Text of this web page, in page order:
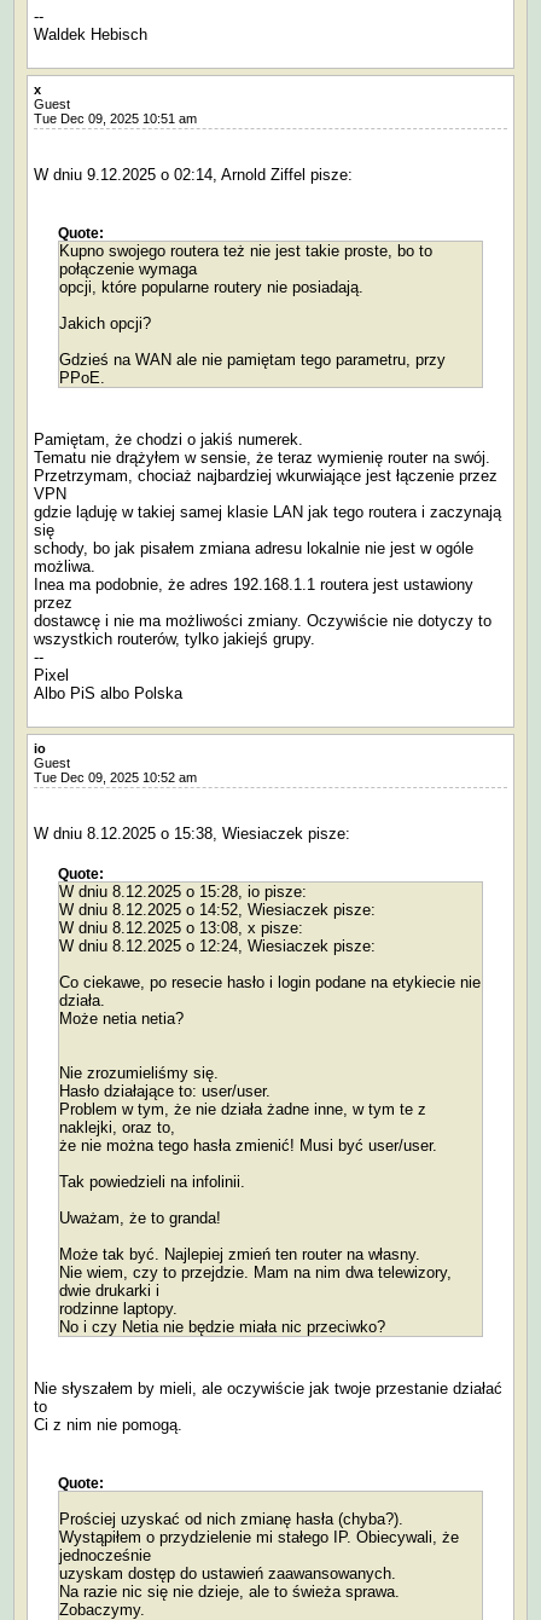
--
Waldek Hebisch
x
Guest
Tue Dec 09, 2025 10:51 am
W dniu 9.12.2025 o 02:14, Arnold Ziffel pisze:
Quote:
Kupno swojego routera też nie jest takie proste, bo to
połączenie wymaga
opcji, które popularne routery nie posiadają.
Jakich opcji?
Gdzieś na WAN ale nie pamiętam tego parametru, przy
PPoE.
Pamiętam, że chodzi o jakiś numerek.
Tematu nie drążyłem w sensie, że teraz wymienię router na swój.
Przetrzymam, chociaż najbardziej wkurwiające jest łączenie przez
VPN
gdzie ląduję w takiej samej klasie LAN jak tego routera i zaczynają
się
schody, bo jak pisałem zmiana adresu lokalnie nie jest w ogóle
możliwa.
Inea ma podobnie, że adres 192.168.1.1 routera jest ustawiony
przez
dostawcę i nie ma możliwości zmiany. Oczywiście nie dotyczy to
wszystkich routerów, tylko jakiejś grupy.
--
Pixel
Albo PiS albo Polska
io
Guest
Tue Dec 09, 2025 10:52 am
W dniu 8.12.2025 o 15:38, Wiesiaczek pisze:
Quote:
W dniu 8.12.2025 o 15:28, io pisze:
W dniu 8.12.2025 o 14:52, Wiesiaczek pisze:
W dniu 8.12.2025 o 13:08, x pisze:
W dniu 8.12.2025 o 12:24, Wiesiaczek pisze:
Co ciekawe, po resecie hasło i login podane na etykiecie nie
działa.
Może netia netia?
Nie zrozumieliśmy się.
Hasło działające to: user/user.
Problem w tym, że nie działa żadne inne, w tym te z
naklejki, oraz to,
że nie można tego hasła zmienić! Musi być user/user.
Tak powiedzieli na infolinii.
Uważam, że to granda!
Może tak być. Najlepiej zmień ten router na własny.
Nie wiem, czy to przejdzie. Mam na nim dwa telewizory,
dwie drukarki i
rodzinne laptopy.
No i czy Netia nie będzie miała nic przeciwko?
Nie słyszałem by mieli, ale oczywiście jak twoje przestanie działać
to
Ci z nim nie pomogą.
Quote:
Prościej uzyskać od nich zmianę hasła (chyba?).
Wystąpiłem o przydzielenie mi stałego IP. Obiecywali, że
jednocześnie
uzyskam dostęp do ustawień zaawansowanych.
Na razie nic się nie dzieje, ale to świeża sprawa.
Zobaczymy.